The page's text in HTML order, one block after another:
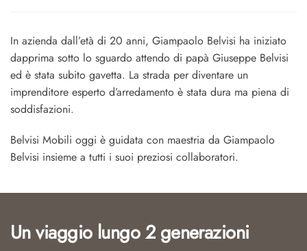
In azienda dall’età di 20 anni, Giampaolo Belvisi ha iniziato
dapprima sotto lo sguardo attendo di papà Giuseppe Belvisi
ed è stata subito gavetta. La strada per diventare un
imprenditore esperto d’arredamento è stata dura ma piena di
soddisfazioni.
Belvisi Mobili oggi è guidata con maestria da Giampaolo
Belvisi insieme a tutti i suoi preziosi collaboratori.
Un viaggio lungo 2 generazioni